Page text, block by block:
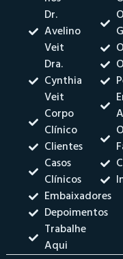
Dr.
Avelino
Veit
Dra.
Cynthia
Veit
Corpo
Clínico
Clientes
Casos
Clínicos
Embaixadores
Depoimentos
Trabalhe
Aqui